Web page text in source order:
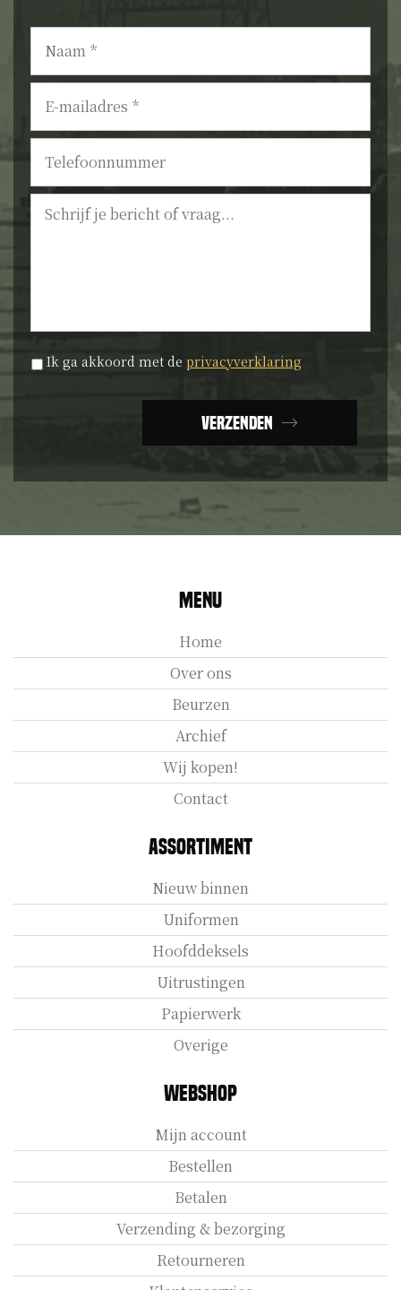
Naam *
E-
mailadres *
Telefoonnummer
Bericht
Privacyverklaring *
Ik ga akkoord met de privacyverklaring
Verzenden
Menu
Home
Over ons
Beurzen
Archief
Wij kopen!
Contact
Assortiment
Nieuw binnen
Uniformen
Hoofddeksels
Uitrustingen
Papierwerk
Overige
Webshop
Mijn account
Bestellen
Betalen
Verzending & bezorging
Retourneren